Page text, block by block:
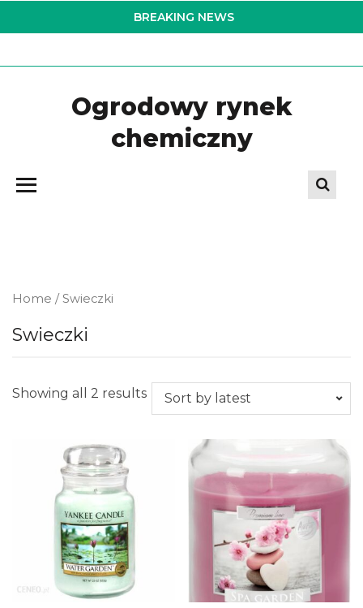
to
BREAKING NEWS
Ogrodowy rynek
chemiczny
Home / Swieczki
Swieczki
Showing all 2 results